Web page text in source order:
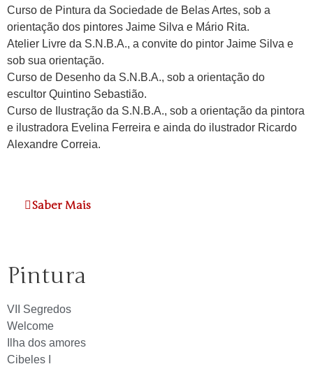
Curso de Pintura da Sociedade de Belas Artes, sob a
orientação dos pintores Jaime Silva e Mário Rita.
Atelier Livre da S.N.B.A., a convite do pintor Jaime Silva e
sob sua orientação.
Curso de Desenho da S.N.B.A., sob a orientação do
escultor Quintino Sebastião.
Curso de Ilustração da S.N.B.A., sob a orientação da pintora
e ilustradora Evelina Ferreira e ainda do ilustrador Ricardo
Alexandre Correia.
Saber Mais
Pintura
VII Segredos
Welcome
Ilha dos amores
Cibeles I